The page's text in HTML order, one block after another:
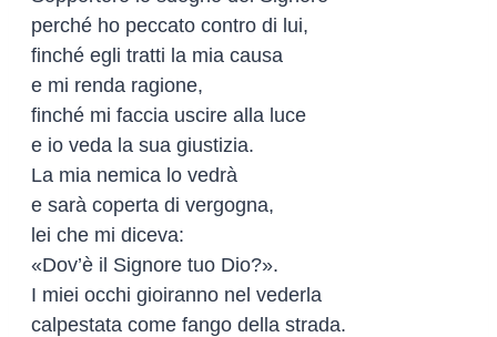
perché ho peccato contro di lui,
finché egli tratti la mia causa
e mi renda ragione,
finché mi faccia uscire alla luce
e io veda la sua giustizia.
La mia nemica lo vedrà
e sarà coperta di vergogna,
lei che mi diceva:
«Dov’è il Signore tuo Dio?».
I miei occhi gioiranno nel vederla
calpestata come fango della strada.